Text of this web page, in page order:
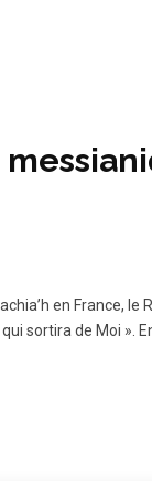
en France, le
sortira de Moi ».